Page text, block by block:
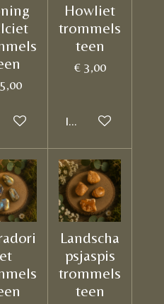
Howliet
trommels
teen
€ 3,00
In winkelwagen
et
Landscha
psjaspis
trommels
teen